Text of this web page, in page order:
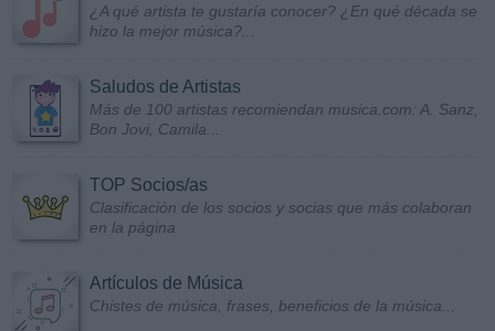
¿A qué artista te gustaría conocer? ¿En qué década se
hizo la mejor música?...
Saludos de Artistas
Más de 100 artistas recomiendan musica.com: A. Sanz,
Bon Jovi, Camila...
TOP Socios/as
Clasificación de los socios y socias que más colaboran
en la página
Artículos de Música
Chistes de música, frases, beneficios de la música...